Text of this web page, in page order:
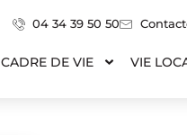
04 34 39 50 50
CADRE DE VIE VIE